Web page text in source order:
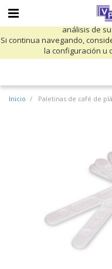
Utilizamos cookies propias y
y mostrarle publicidad
análisis de
Si continua navegando,
la configuración u
Inicio Paletinas de café de